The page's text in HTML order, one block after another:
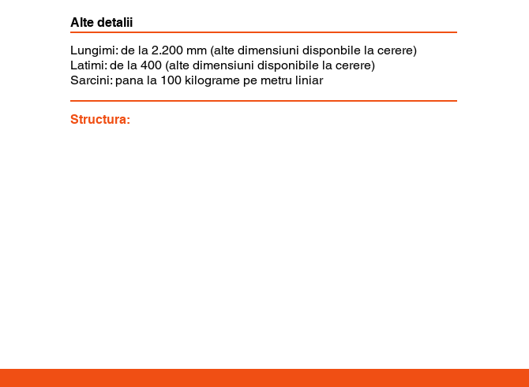
Alte detalii
Lungimi: de la 2.200 mm (alte dimensiuni disponbile la cerere)
Latimi: de la 400 (alte dimensiuni disponibile la cerere)
Sarcini: pana la 100 kilograme pe metru liniar
Structura: